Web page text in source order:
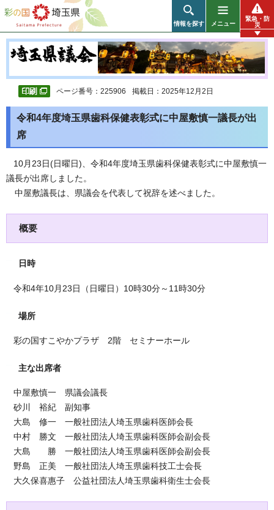
彩の国 埼玉県
情報を探す メニュー
緊急・防
災
ページ番号：225906 掲載日：2025年12月2日
令和4年度埼玉県歯科保健表彰式に中屋敷慎一議長が出
席
10月23日(日曜日)、令和4年度埼玉県歯科保健表彰式に中屋敷慎一
議長が出席しました。
中屋敷議長は、県議会を代表して祝辞を述べました。
概要
日時
令和4年10月23日（日曜日）10時30分～11時30分
場所
彩の国すこやかプラザ 2階 セミナーホール
主な出席者
中屋敷慎一 県議会議長
砂川 裕紀 副知事
大島 修一 一般社団法人埼玉県歯科医師会長
中村 勝文 一般社団法人埼玉県歯科医師会副会長
大島 勝 一般社団法人埼玉県歯科医師会副会長
野島 正美 一般社団法人埼玉県歯科技工士会長
大久保喜惠子 公益社団法人埼玉県歯科衛生士会長